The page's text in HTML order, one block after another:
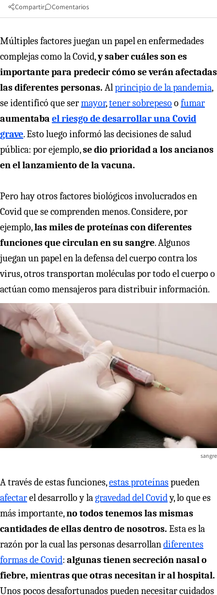
Compartir Comentarios
Múltiples factores juegan un papel en enfermedades
complejas como la Covid,y saber cuáles son es
importante para predecir cómo se verán afectadas
las diferentes personas. Alprincipio de la pandemia,
se identificó que sermayor,tener sobrepeso o fumar
aumentaba el riesgo de desarrollar una Covid
grave. Esto luego informó las decisiones de salud
pública: por ejemplo,se dio prioridad a los ancianos
en el lanzamiento de la vacuna.
Pero hay otros factores biológicos involucrados en
Covid que se comprenden menos. Considere, por
ejemplo,las miles de proteínas con diferentes
funciones que circulan en su sangre. Algunos
juegan un papel en la defensa del cuerpo contra los
virus, otros transportan moléculas por todo el cuerpo o
actúan como mensajeros para distribuir información.
sangre
A través de estas funciones,estas proteínaspueden
afectarel desarrollo y la gravedad del Covidy, lo que es
más importante,no todos tenemos las mismas
cantidades de ellas dentro de nosotros. Esta es la
razón por la cual las personas desarrollan diferentes
formas de Covid: algunas tienen secreción nasal o
fiebre, mientras que otras necesitan ir al hospital.
Unos pocos desafortunados pueden necesitar cuidados